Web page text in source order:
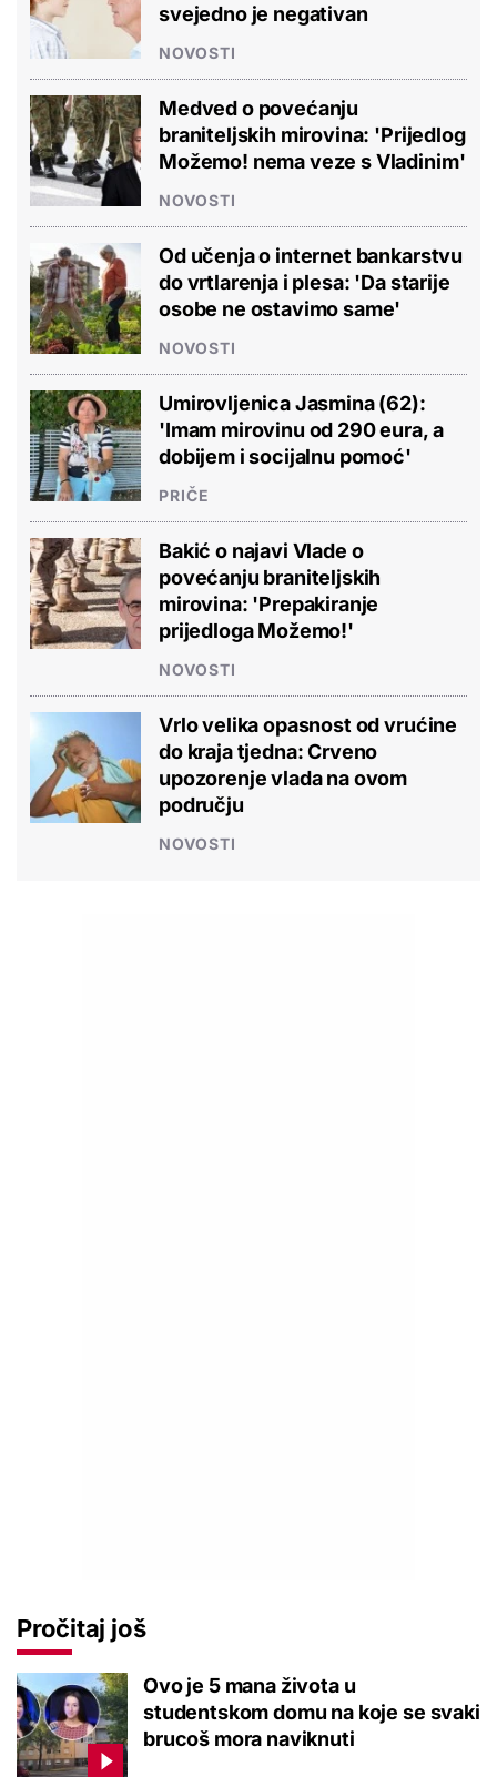
svejedno je negativan
NOVOSTI
Medved o povećanju
braniteljskih mirovina: 'Prijedlog
Možemo! nema veze s Vladinim'
NOVOSTI
Od učenja o internet bankarstvu
do vrtlarenja i plesa: 'Da starije
osobe ne ostavimo same'
NOVOSTI
Umirovljenica Jasmina (62):
'Imam mirovinu od 290 eura, a
dobijem i socijalnu pomoć'
PRIČE
Bakić o najavi Vlade o
povećanju braniteljskih
mirovina: 'Prepakiranje
prijedloga Možemo!'
NOVOSTI
Vrlo velika opasnost od vrućine
do kraja tjedna: Crveno
upozorenje vlada na ovom
području
NOVOSTI
Pročitaj još
Ovo je 5 mana života u
studentskom domu na koje se svaki
brucoš mora naviknuti